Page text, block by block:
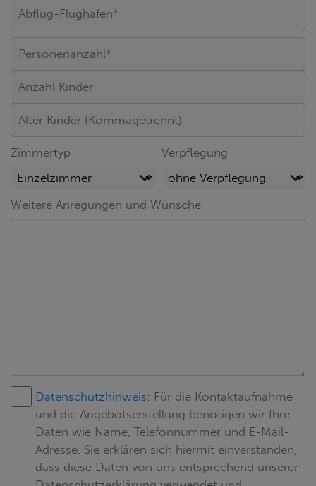
Zimmertyp Verpflegung
Weitere Anregungen und Wünsche
Datenschutzhinweis: Für die Kontaktaufnahme
und die Angebotserstellung benötigen wir Ihre
Daten wie Name, Telefonnummer und E-Mail-
Adresse. Sie erklären sich hiermit einverstanden,
dass diese Daten von uns entsprechend unserer